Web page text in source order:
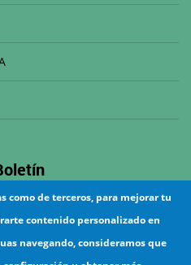
como de terceros, para mejorar tu
contenido personalizado en
navegando, consideramos que